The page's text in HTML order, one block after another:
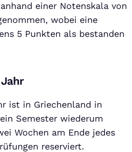
einer Notenskala von
wobei eine
5 Punkten als bestanden
ist in Griechenland in
Semester wiederum
Wochen am Ende jedes
reserviert.